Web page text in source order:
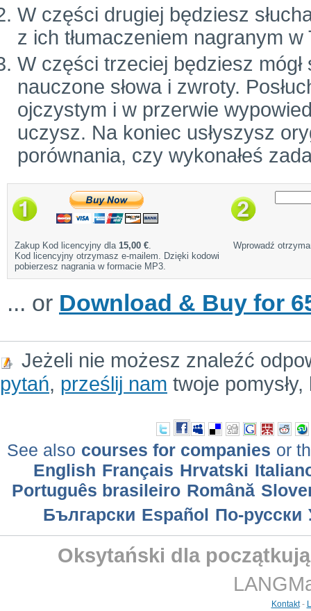
W części drugiej będziesz
z ich tłumaczeniem nagranym
W części trzeciej będziesz
nauczone słowa i zwroty.
ojczystym i w przerwie
uczysz. Na koniec usłyszysz
porównania, czy wykonałeś
Zakup Kod licencyjny dla 15,00 €.
Kod licencyjny otrzymasz e-mailem. Dzięki kodowi
pobierzesz nagrania w formacie MP3.
Wprowadź
... or Download & Buy for
Jeżeli nie możesz znaleźć
pytań, prześlij nam twoje
See also courses for companies or
English Français Hrvatski
Português brasileiro Română
Български Еspañol По-русски
Oksytański dla
Kontakt-